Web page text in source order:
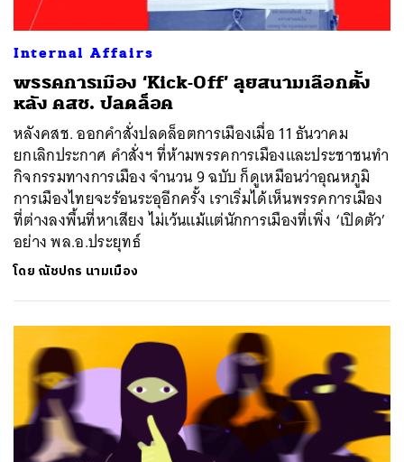
Internal Affairs
พรรคการเมือง ‘Kick-Off’ ลุยสนามเลือกตั้ง
หลัง คสช. ปลดล็อค
หลังคสช. ออกคำสั่งปลดล็อตการเมืองเมื่อ 11 ธันวาคม
ยกเลิกประกาศ คำสั่งฯ ที่ห้ามพรรคการเมืองและประชาชนทำ
กิจกรรมทางการเมือง จำนวน 9 ฉบับ ก็ดูเหมือนว่าอุณหภูมิ
การเมืองไทยจะร้อนระอุอีกครั้ง เราเริ่มได้เห็นพรรคการเมือง
ที่ต่างลงพื้นที่หาเสียง ไม่เว้นแม้แต่นักการเมืองที่เพิ่ง ‘เปิดตัว’
อย่าง พล.อ.ประยุทธ์
โดย ณัชปกร นามเมือง